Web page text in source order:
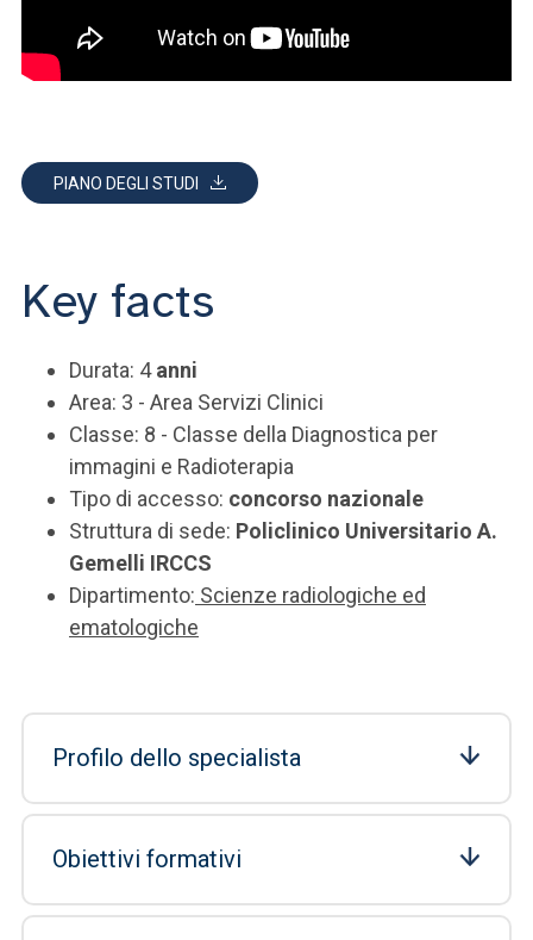
PIANO DEGLI STUDI
Key facts
Durata: 4anni
Area: 3 - Area Servizi Clinici
Classe: 8 - Classe della Diagnostica per
immagini e Radioterapia
Tipo di accesso: concorso nazionale
Struttura di sede: Policlinico Universitario A.
Gemelli IRCCS
Dipartimento: Scienze radiologiche ed
ematologiche
Profilo dello specialista
Obiettivi formativi